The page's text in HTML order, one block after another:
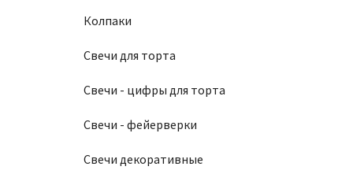
Колпаки
Свечи для торта
Свечи - цифры для торта
Свечи - фейерверки
Свечи декоративные